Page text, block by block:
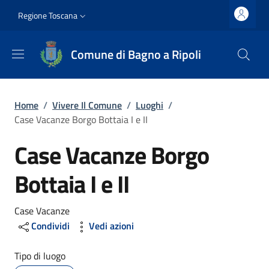
Slim top
Regione Toscana
Comune di Bagno a Ripoli
Briciole di pane
Home / Vivere Il Comune / Luoghi /
Case Vacanze Borgo Bottaia I e II
Case Vacanze Borgo
Bottaia I e II
Dettagli
Case Vacanze
Condividi
Vedi azioni
Tipo di luogo